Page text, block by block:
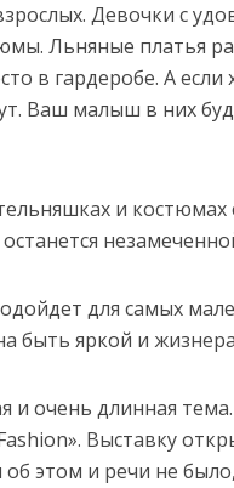
Девочки с
Льняные платья
в гардеробе. А если
Ваш малыш в них
и костюмах
для самых
быть яркой и
и очень длинная
Выставку
этом и речи не